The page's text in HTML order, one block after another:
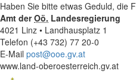
Haben Sie bitte etwas Geduld, die
Amt derOö. Landesregierung
4021 Linz • Landhausplatz 1
Telefon (+43 732) 77 20-0
E-Mail post@ooe.gv.at
www.land-oberoesterreich.gv.at